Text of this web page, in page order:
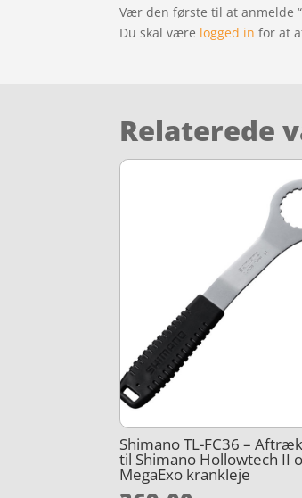
Vær den første til at anmelde
Du skal være logged in for at
Relaterede
Shimano TL-FC36 –
til Shimano Hollowtech II
MegaExo krankleje